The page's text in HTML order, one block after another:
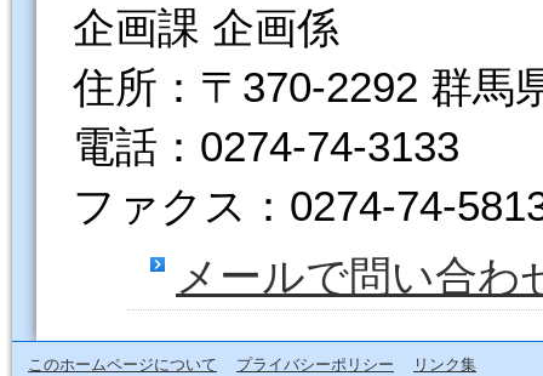
企画課 企画係
住所：〒370-2292 群馬
電話：0274-74-3133
ファクス：0274-74-
メールで問い合わ
このホームページについて プライバシーポリシー リンク集